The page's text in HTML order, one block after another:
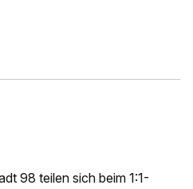
98 teilen sich beim 1:1-